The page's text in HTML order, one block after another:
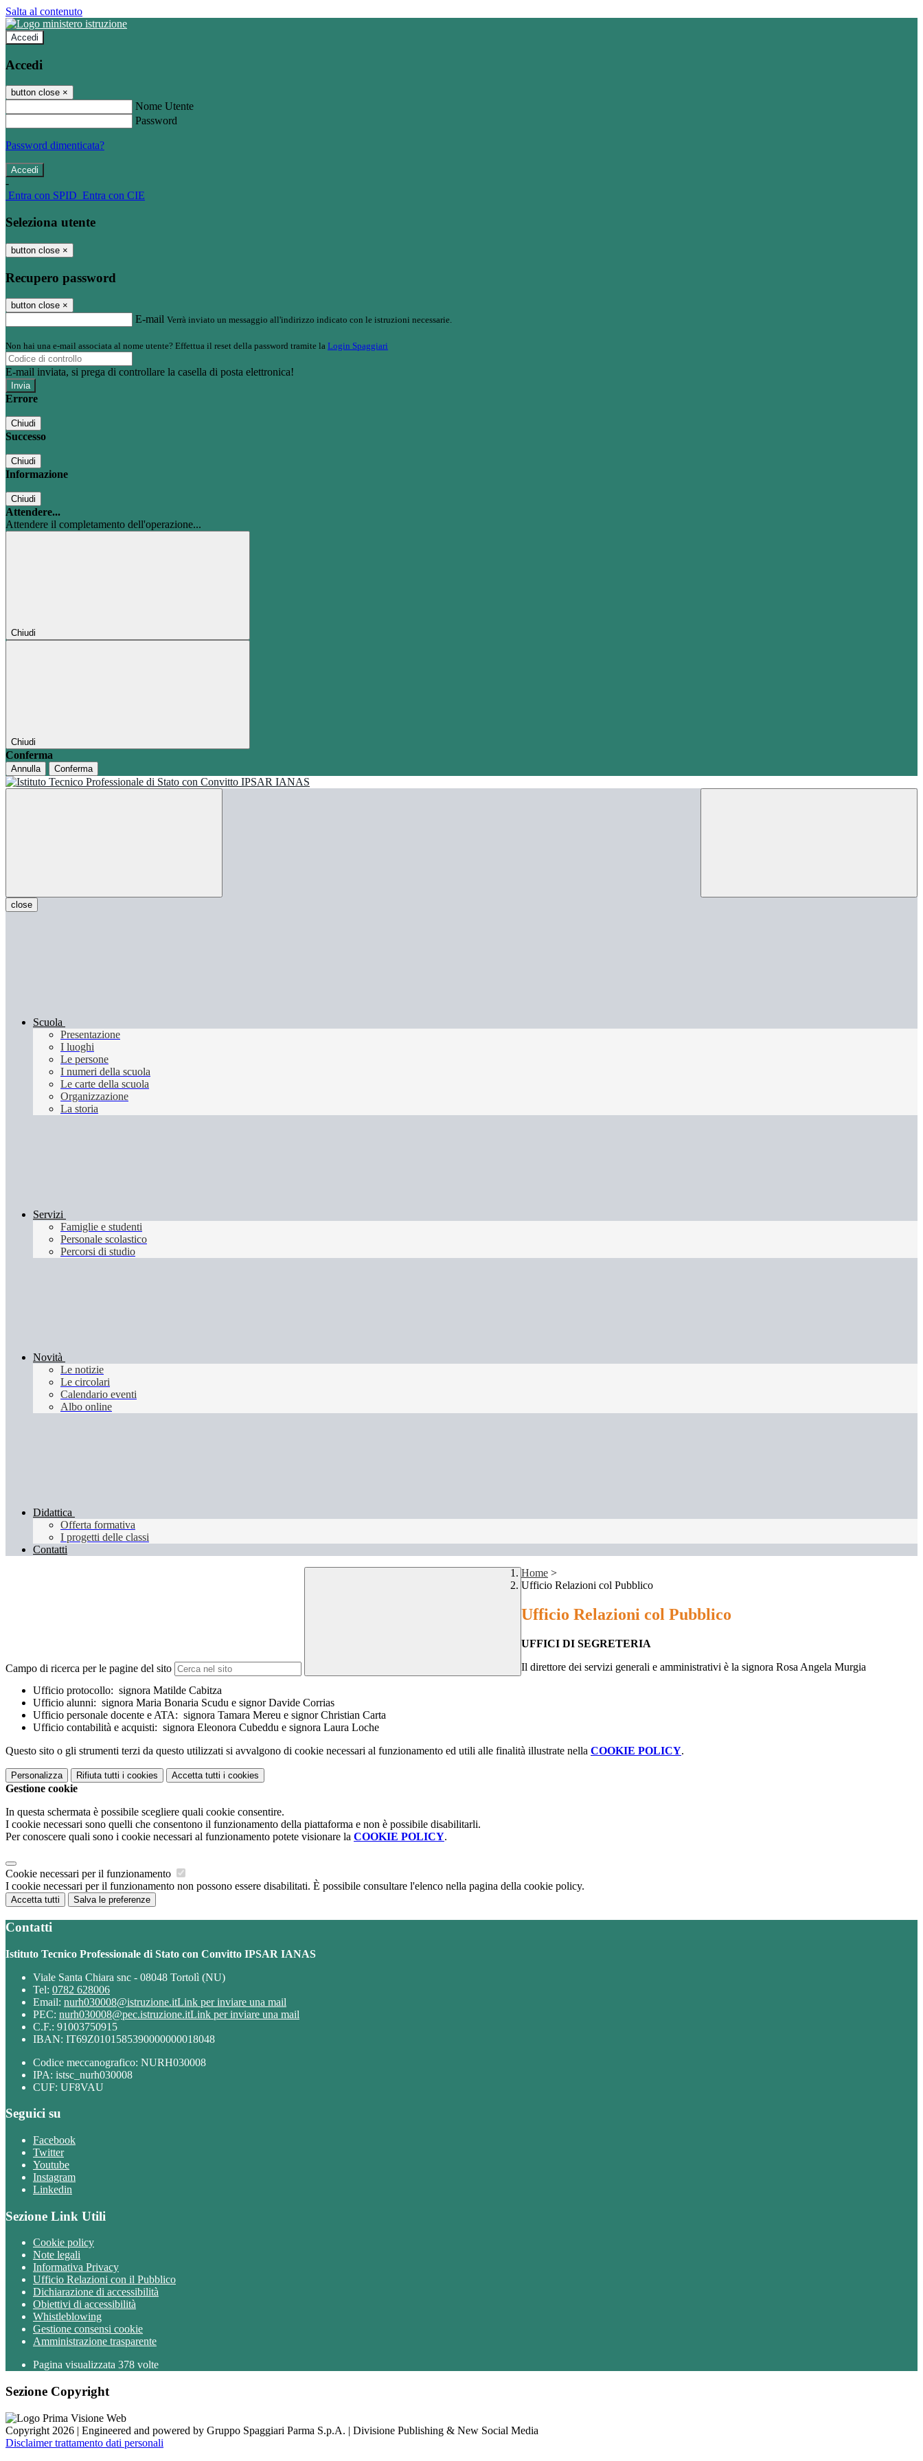
Salta al contenuto
Accedi
Accedi
button close ×
Nome Utente
Password
Password dimenticata?
-
Entra con SPID Entra con CIE
Seleziona utente
button close ×
Recupero password
button close ×
E-mail Verrà inviato un messaggio all'indirizzo indicato con le istruzioni necessarie.
Non hai una e-mail associata al nome utente? Effettua il reset della password tramite la Login Spaggiari
E-mail inviata, si prega di controllare la casella di posta elettronica!
Errore
Chiudi
Successo
Chiudi
Informazione
Chiudi
Attendere...
Attendere il completamento dell'operazione...
Chiudi
Chiudi
Conferma
Annulla Conferma
close
Scuola
Presentazione
I luoghi
Le persone
I numeri della scuola
Le carte della scuola
Organizzazione
La storia
Servizi
Famiglie e studenti
Personale scolastico
Percorsi di studio
Novità
Le notizie
Le circolari
Calendario eventi
Albo online
Didattica
Offerta formativa
I progetti delle classi
Contatti
Campo di ricerca per le pagine del sito
Home >
Ufficio Relazioni col Pubblico
Ufficio Relazioni col Pubblico
UFFICI DI SEGRETERIA
Il direttore dei servizi generali e amministrativi è la signora Rosa Angela Murgia
Ufficio protocollo: signora Matilde Cabitza
Ufficio alunni: signora Maria Bonaria Scudu e signor Davide Corrias
Ufficio personale docente e ATA: signora Tamara Mereu e signor Christian Carta
Ufficio contabilità e acquisti: signora Eleonora Cubeddu e signora Laura Loche
Questo sito o gli strumenti terzi da questo utilizzati si avvalgono di cookie necessari al funzionamento ed utili alle finalità illustrate nella COOKIE POLICY.
Personalizza Rifiuta tutti i cookies Accetta tutti i cookies
Gestione cookie
In questa schermata è possibile scegliere quali cookie consentire.
I cookie necessari sono quelli che consentono il funzionamento della piattaforma e non è possibile disabilitarli.
Per conoscere quali sono i cookie necessari al funzionamento potete visionare la COOKIE POLICY.
Cookie necessari per il funzionamento
I cookie necessari per il funzionamento non possono essere disabilitati. È possibile consultare l'elenco nella pagina della cookie policy.
Accetta tutti Salva le preferenze
Contatti
Istituto Tecnico Professionale di Stato con Convitto IPSAR IANAS
Viale Santa Chiara snc - 08048 Tortolì (NU)
Tel: 0782 628006
Email: nurh030008@istruzione.itLink per inviare una mail
PEC: nurh030008@pec.istruzione.itLink per inviare una mail
C.F.: 91003750915
IBAN: IT69Z0101585390000000018048
Codice meccanografico: NURH030008
IPA: istsc_nurh030008
CUF: UF8VAU
Seguici su
Facebook
Twitter
Youtube
Instagram
Linkedin
Sezione Link Utili
Cookie policy
Note legali
Informativa Privacy
Ufficio Relazioni con il Pubblico
Dichiarazione di accessibilità
Obiettivi di accessibilità
Whistleblowing
Gestione consensi cookie
Amministrazione trasparente
Pagina visualizzata 378 volte
Sezione Copyright
Copyright 2026 | Engineered and powered by Gruppo Spaggiari Parma S.p.A. | Divisione Publishing & New Social Media
Disclaimer trattamento dati personali